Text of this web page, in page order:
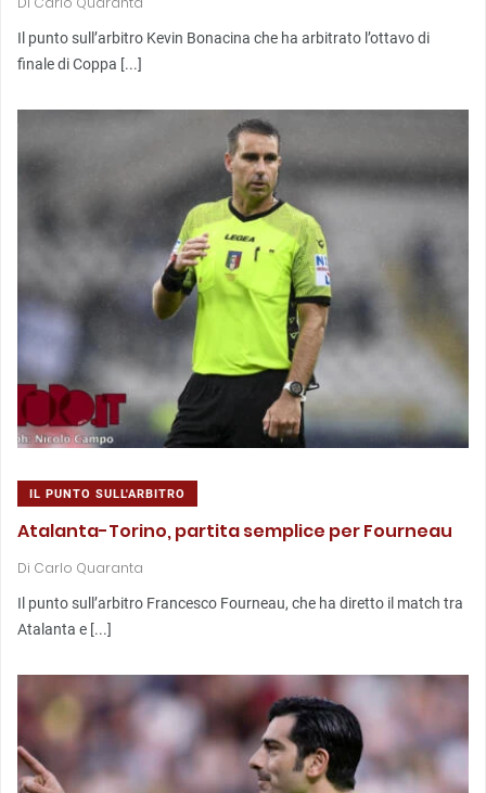
Il punto sull’arbitro Kevin Bonacina che ha arbitrato l’ottavo di
finale di Coppa [...]
IL PUNTO SULL'ARBITRO
Atalanta-Torino, partita semplice per Fourneau
Di Carlo Quaranta
Il punto sull’arbitro Francesco Fourneau, che ha diretto il match tra
Atalanta e [...]